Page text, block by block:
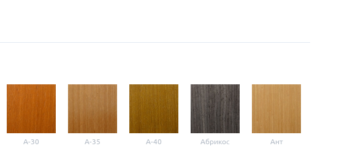
A-30 A-35 A-40 Абрикос Ант